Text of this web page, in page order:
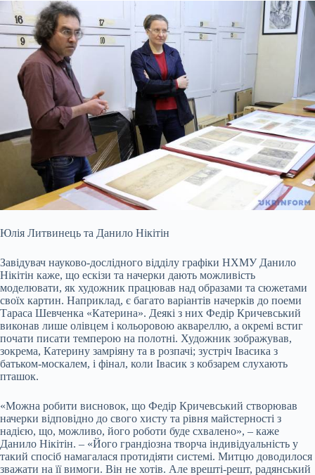
Юлія Литвинець та Данило Нікітін
Завідувач науково-дослідного відділу графіки НХМУ Данило
Нікітін каже, що ескізи та начерки дають можливість
моделювати, як художник працював над образами та сюжетами
своїх картин. Наприклад, є багато варіантів начерків до поеми
Тараса Шевченка «Катерина». Деякі з них Федір Кричевський
виконав лише олівцем і кольоровою аквареллю, а окремі встиг
почати писати темперою на полотні. Художник зображував,
зокрема, Катерину замріяну та в розпачі; зустріч Івасика з
батьком-москалем, і фінал, коли Івасик з кобзарем слухають
пташок.
«Можна робити висновок, що Федір Кричевський створював
начерки відповідно до свого хисту та рівня майстерності з
надією, що, можливо, його роботи буде схвалено», – каже
Данило Нікітін. – «Його грандіозна творча індивідуальність у
такий спосіб намагалася протидіяти системі. Митцю доводилося
зважати на її вимоги. Він не хотів. Але врешті-решт, радянський